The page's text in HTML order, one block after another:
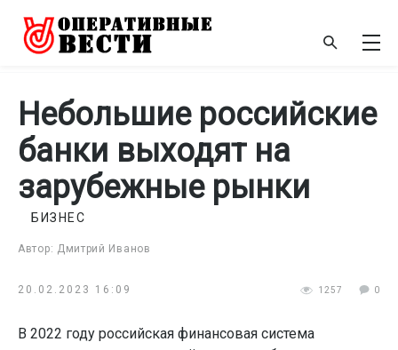
Небольшие российские
банки выходят на
зарубежные рынки
Автор: Дмитрий Иванов
БИЗНЕС
20.02.2023 16:09 1257 0
В 2022 году российская финансовая система